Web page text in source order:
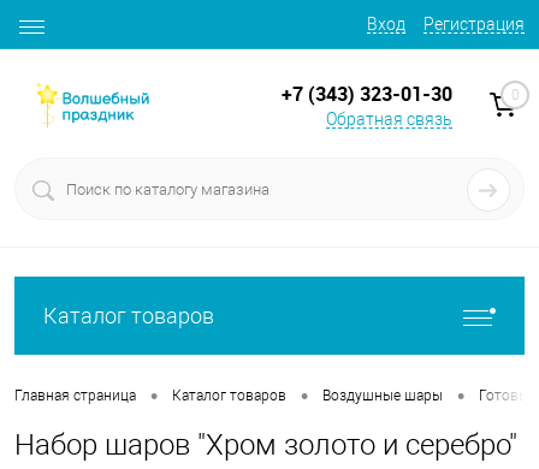
Вход Регистрация
+7 (343) 323-01-30
Обратная связь
0
Каталог товаров
Главная страница • Каталог товаров • Воздушные шары •
Набор шаров "Хром золото и серебро"